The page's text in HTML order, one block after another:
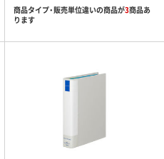
商品タイプ・販売単位違いの商品が3商品あ
ります